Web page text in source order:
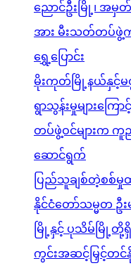
ညောင်ဦးမြို့၊ အမှ
အား မီးသတ်တပ်ဖွဲ့
ရွှေ့ပြောင်း
မိုးကုတ်မြို့နယ်နှင့်မ
ရွာသွန်းမှုများကြေ
တပ်ဖွဲ့ဝင်များက ကူ
ဆောင်ရွက်
ပြည်သူချစ်တဲ့စစ်မှု
နိုင်ငံတော်သမ္မတ ဦ
မြို့နှင့် ပုသိမ်မြို့တို့ရှိ
ကွင်းအဆင့်မြှင့်တင်နို